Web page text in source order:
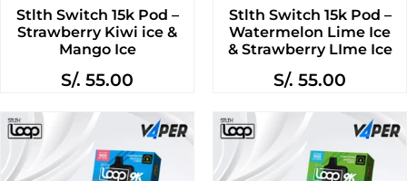
Stlth Switch 15k Pod –
Strawberry Kiwi ice &
Mango Ice
S/. 55.00
Stlth Switch 15k Pod –
Watermelon Lime Ice
& Strawberry LIme Ice
S/. 55.00